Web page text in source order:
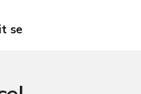
se